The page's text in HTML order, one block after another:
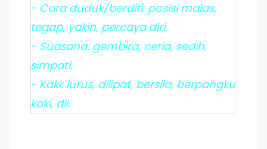
- Cara duduk/berdiri: posisi malas,
tegap, yakin, percaya diri.
- Suasana: gembira, ceria, sedih,
simpati.
- Kaki: lurus, dilipat, bersila, berpangku
kaki, dll.